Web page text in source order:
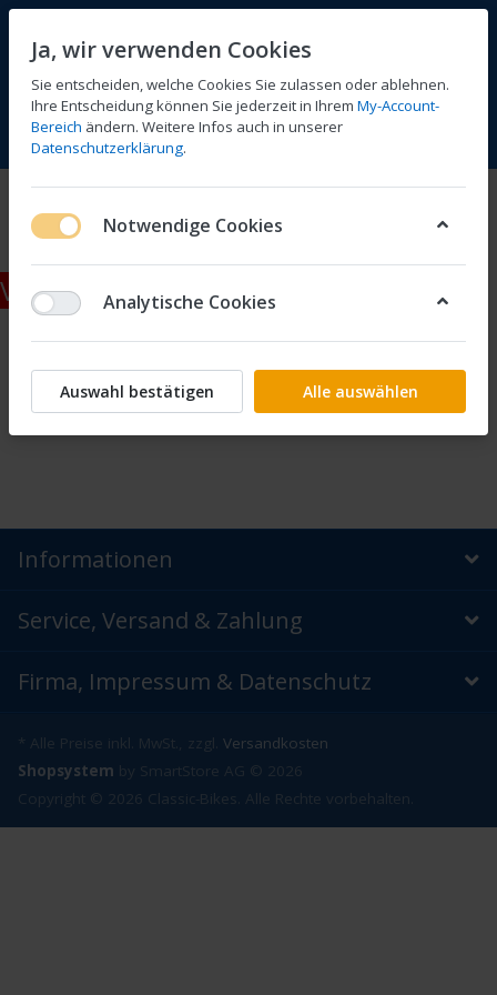
Menü Anmelden Vergleichen Wunschliste
Vergaser Keyster
Vertrag widerrufen
Informationen
Service, Versand & Zahlung
Firma, Impressum & Datenschutz
* Alle Preise inkl. MwSt., zzgl. Versandkosten
Shopsystem by SmartStore AG © 2026
Copyright © 2026 Classic-Bikes. Alle Rechte vorbehalten.
Ja, wir verwenden Cookies
Sie entscheiden, welche Cookies Sie zulassen oder ablehnen.
Ihre Entscheidung können Sie jederzeit in Ihrem My-Account-
Bereich ändern. Weitere Infos auch in unserer
Datenschutzerklärung.
Notwendige Cookies
Analytische Cookies
Auswahl bestätigen Alle auswählen